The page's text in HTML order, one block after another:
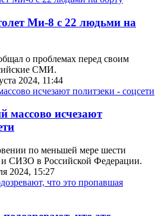
Ми-8 с 22 людьми на
о проблемах перед своим
СМИ.
2024, 11:44
массово исчезают
по меньшей мере шести
СИЗО в Российской Федерации.
2024, 15:27